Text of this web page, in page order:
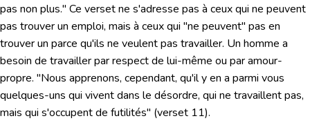
pas non plus." Ce verset ne s'adresse pas à ceux qui ne peuvent
pas trouver un emploi, mais à ceux qui "ne peuvent" pas en
trouver un parce qu'ils ne veulentpas travailler. Un homme a
besoin de travailler par respect de lui-même ou par amour-
propre. "Nous apprenons, cependant, qu'il y en a parmi vous
quelques-uns qui vivent dans le désordre, qui ne travaillent pas,
mais qui s'occupent de futilités" (verset 11).